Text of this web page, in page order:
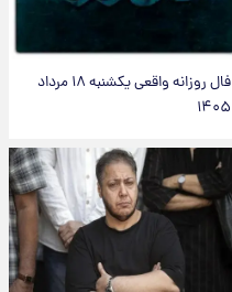
فال روزانه واقعی یکشنبه ۱۸ مرداد
۱۴۰۵